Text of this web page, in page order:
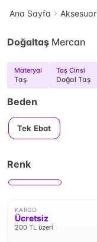
Ana Sayfa Aksesuar
Doğaltaş Mercan
Materyal
Taş
Taş Cinsi
Doğal Taş
Beden
Tek Ebat
Renk
KARGO
Ücretsiz
200 TL üzeri